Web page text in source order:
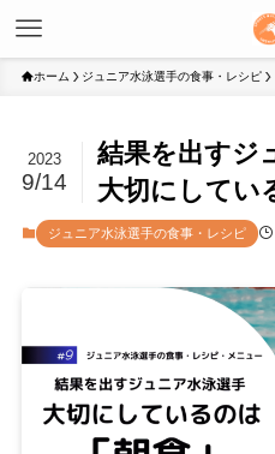
ホーム ジュニア水泳選手の食事・レシピ
結果を出すジ
大切にしてい
2023
9/14
ジュニア水泳選手の食事・レシピ